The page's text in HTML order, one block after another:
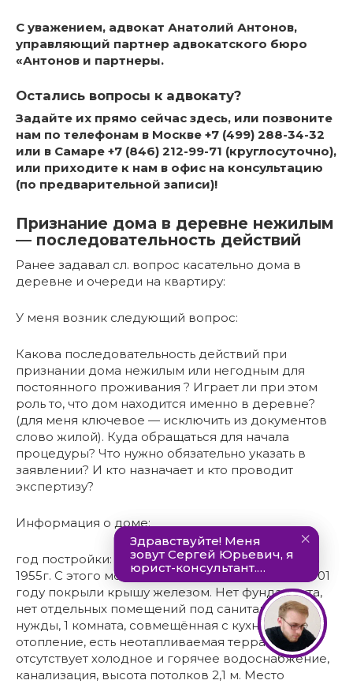
С уважением, адвокат Анатолий Антонов,
управляющий партнер адвокатского бюро
«Антонов и партнеры.
Остались вопросы к адвокату?
Задайте их прямо сейчас здесь, или позвоните
нам по телефонам в Москве +7 (499) 288-34-32
или в Самаре +7 (846) 212-99-71 (круглосуточно),
или приходите к нам в офис на консультацию
(по предварительной записи)!
Признание дома в деревне нежилым
— последовательность действий
Ранее задавал сл. вопрос касательно дома в
деревне и очереди на квартиру:
У меня возник следующий вопрос:
Какова последовательность действий при
признании дома нежилым или негодным для
постоянного проживания ? Играет ли при этом
роль то, что дом находится именно в деревне?
(для меня ключевое — исключить из документов
слово жилой). Куда обращаться для начала
процедуры? Что нужно обязательно указать в
заявлении? И кто назначает и кто проводит
экспертизу?
Информация о доме:
год постройки: 1936. приобретён моим дедом в
1955г. С этого момента не перестраивался. в 2001
году покрыли крышу железом. Нет фундамента,
нет отдельных помещений под санитарные
нужды, 1 комната, совмещённая с кухней, печное
отопление, есть неотапливаемая терраса,
отсутствует холодное и горячее водоснабжение,
канализация, высота потолков 2,1 м. Место